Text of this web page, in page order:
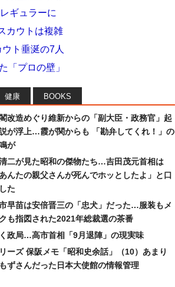
ギュラーに
カウトは複雑
ト垂涎の7人
「プロの壁」
健康 BOOKS
改造めぐり維新からの「副大臣・政務官」起
が浮上…霞が関からも 「勘弁してくれ！」の
が
二が見た昭和の傑物たち…吉田茂元首相は
あんたの親父さんが死んでホッとしたよ」と口
た
早苗は安倍晋三の「忠犬」だった…服装もメ
も指図された2021年総裁選の茶番
政局…高市首相「9月退陣」の現実味
ーズ 保阪メモ「昭和史余話」（10）あまり
ずさんだった日本大使館の情報管理